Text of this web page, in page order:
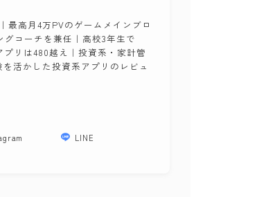
最高月4万PVのゲームメインブロ
グコーチを兼任｜高校3年生で
リは480越え｜投資系・家計管
活かした投資系アプリのレビュ
LINE